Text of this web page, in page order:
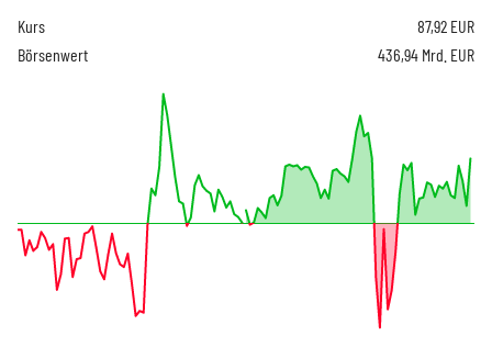
Kurs 87,92 EUR
Börsenwert
436,94 Mrd. EUR